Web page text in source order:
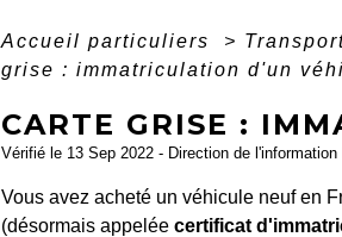
Accueil particuliers >
grise : immatriculation d'un
CARTE GRISE :
Vérifié le 13 Sep 2022 - Direction de
Vous avez acheté un véhicule neuf en
(désormais appelée certificat